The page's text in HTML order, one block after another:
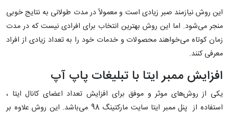
این روش نیازمند صبر زیادی است و معمولاً در مدت طولانی به نتایج خوبی
منجر می‌شود. اما این روش بهترین انتخاب برای افرادی نیست که در مدت
زمان کوتاه می‌خواهند محصولات و خدمات خود را به تعداد زیادی از افراد
معرفی کنند.
افزایش ممبر ایتا با تبلیغات پاپ آپ
یکی از روش‌های موثر و موفق برای افزایش تعداد اعضای کانال ایتا ،
استفاده از پنل ممبر ایتا سایت مارکتینگ 98 می‌باشد. این روش علاوه بر